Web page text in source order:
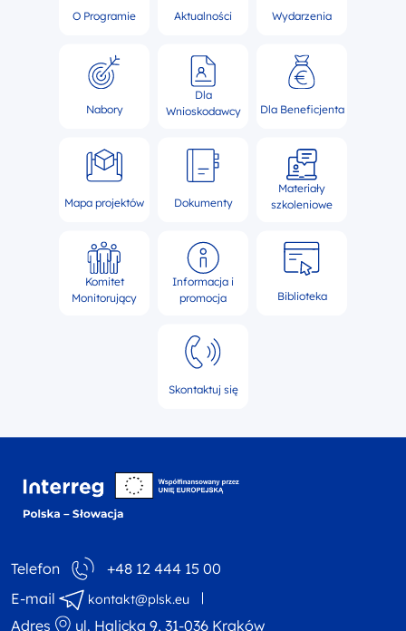
O Programie Aktualności Wydarzenia
Nabory
Dla
Wnioskodawcy
Dla Beneficjenta
Mapa projektów Dokumenty
Materiały
szkoleniowe
Komitet
Monitorujący
Informacja i
promocja
Biblioteka
Skontaktuj się
Telefon
+48 12 444 15 00
E-mail
kontakt@plsk.eu
Adres ul. Halicka 9, 31-036 Kraków